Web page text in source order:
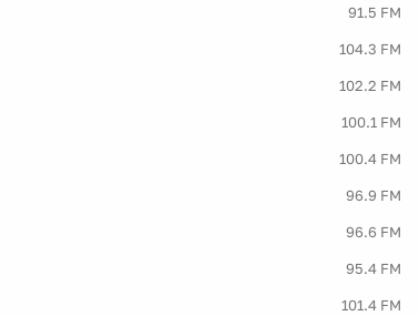
91.5 FM
104.3 FM
102.2 FM
100.1 FM
100.4 FM
96.9 FM
96.6 FM
95.4 FM
101.4 FM